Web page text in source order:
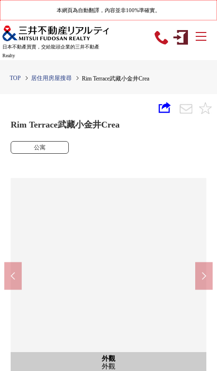
本網頁為自動翻譯，內容並非100%準確實。
日本不動產買賣，交給龍頭企業的三井不動產
Realty
TOP 居住用房屋搜尋 Rim Terrace武藏小金井Crea
Rim Terrace武藏小金井Crea
公寓
外觀
外觀
共有部分
共有部分
入口
共有部分
其他
前面道路
小金井市立小金井第4小學(約750m)
步行10分鐘
小金井市立小金井第2中學(約1060m)
步行14分鐘
伊藤洋華堂武藏小金井商店(約350m)
步行5分鐘